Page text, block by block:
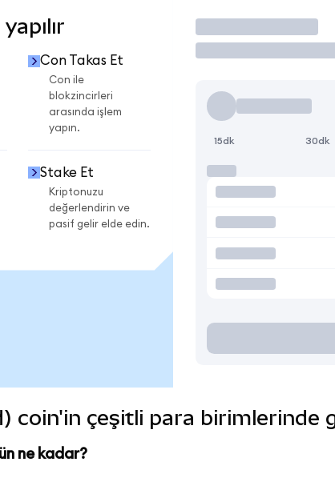
Con Takas Et
Con ile
blokzincirleri
arasında işlem
yapın.
Stake Et
Kriptonuzu
değerlendirin ve
pasif gelir elde edin.
İşlem Yap
15dk 30dk
coin'in çeşitli para birimlerinde
ne kadar?